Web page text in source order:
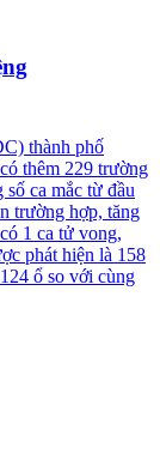
thành phố
thêm 229 trường
ca mắc từ đầu
trường hợp, tăng
1 ca tử vong,
phát hiện là 158
ổ so với cùng